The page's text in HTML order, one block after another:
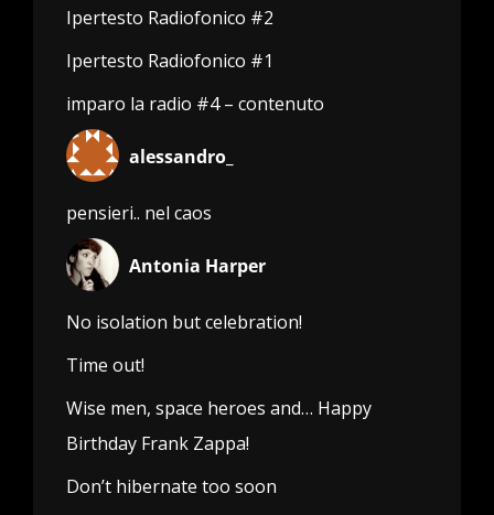
Ipertesto Radiofonico #2
Ipertesto Radiofonico #1
imparo la radio #4 – contenuto
alessandro_
pensieri.. nel caos
Antonia Harper
No isolation but celebration!
Time out!
Wise men, space heroes and… Happy
Birthday Frank Zappa!
Don’t hibernate too soon